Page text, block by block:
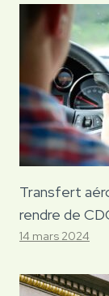
Transfert
rendre de
14 mars 2024